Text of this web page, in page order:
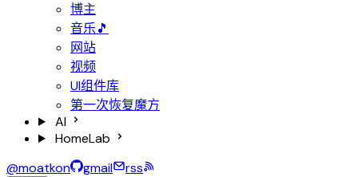
博主
音乐🎵
网站
视频
UI组件库
第一次恢复魔方
AI
HomeLab
@moatkon
gmail rss